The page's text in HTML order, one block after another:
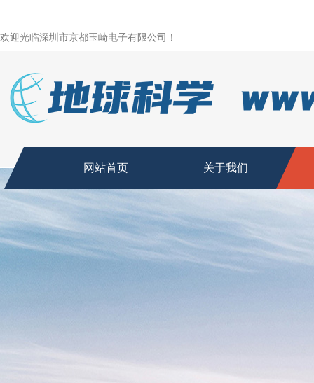
欢迎光临深圳市京都玉崎电子有限公司！
网站首页 关于我们